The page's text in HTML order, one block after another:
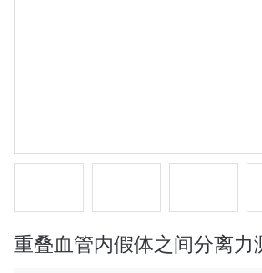
重叠血管内假体之间分离力